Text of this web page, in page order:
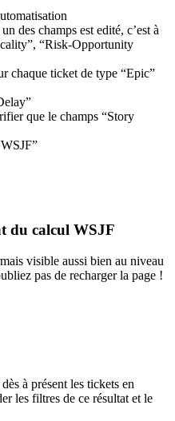
des champs est edité, c’est à
“Risk-Opportunity
chaque ticket de type “Epic”
que le champs “Story
du calcul WSJF
visible aussi bien au niveau
pas de recharger la page !
à présent les tickets en
les filtres de ce résultat et le